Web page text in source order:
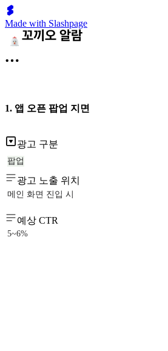
Made with Slashpage
1. 앱 오픈 팝업 지면
광고 구분
팝업
광고 노출 위치
메인 화면 진입 시
예상 CTR
5~6%